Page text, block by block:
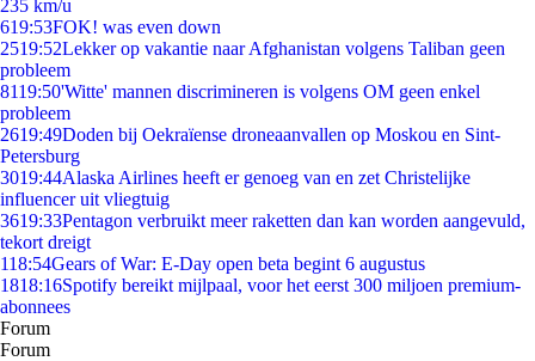
235 km/u
619:53FOK! was even down
2519:52Lekker op vakantie naar Afghanistan volgens Taliban geen
probleem
8119:50'Witte' mannen discrimineren is volgens OM geen enkel
probleem
2619:49Doden bij Oekraïense droneaanvallen op Moskou en Sint-
Petersburg
3019:44Alaska Airlines heeft er genoeg van en zet Christelijke
influencer uit vliegtuig
3619:33Pentagon verbruikt meer raketten dan kan worden aangevuld,
tekort dreigt
118:54Gears of War: E-Day open beta begint 6 augustus
1818:16Spotify bereikt mijlpaal, voor het eerst 300 miljoen premium-
abonnees
Forum
Forum